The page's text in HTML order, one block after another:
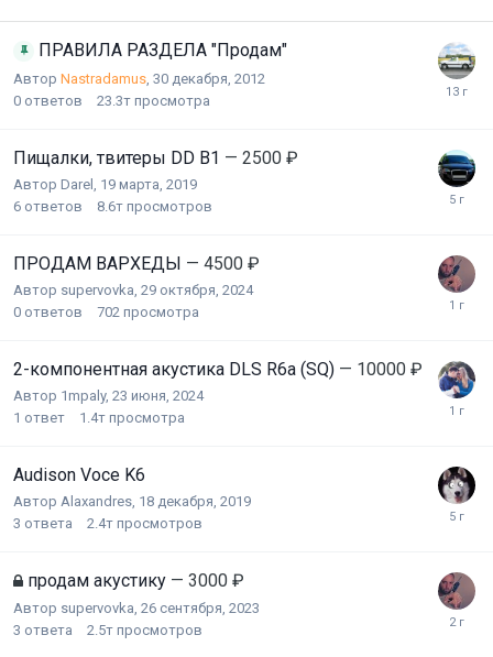
ПРАВИЛА РАЗДЕЛА "Продам"
Автор Nastradamus 30 декабря, 2012
0 ответов 23.3т просмотра
Пищалки, твитеры DD B1 — 2500 ₽
Автор Darel 19 марта, 2019
6 ответов 8.6т просмотров
ПРОДАМ ВАРХЕДЫ — 4500 ₽
Автор supervovka 29 октября, 2024
0 ответов 702 просмотра
2-компонентная акустика DLS R6a (SQ) — 10000 ₽
Автор 1mpaly, 23 июня, 2024
1 ответ 1.4т просмотра
Audison Voce K6
Автор Alaxandres 18 декабря, 2019
3 ответа 2.4т просмотров
продам акустику — 3000 ₽
Автор supervovka 26 сентября, 2023
3 ответа 2.5т просмотров